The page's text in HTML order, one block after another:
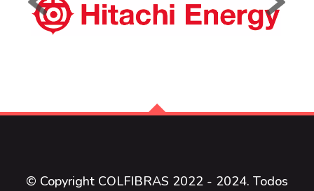
© Copyright COLFIBRAS 2022 - 2024. Todos